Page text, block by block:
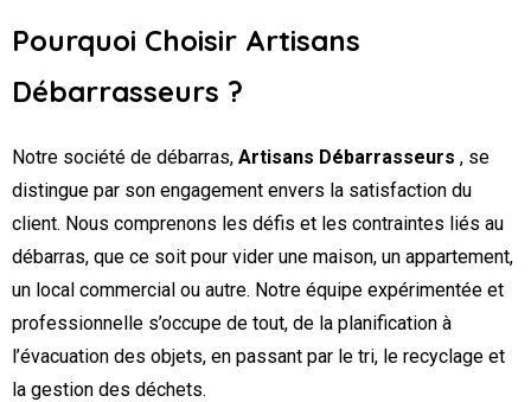
Pourquoi Choisir Artisans
Débarrasseurs ?
Notre société de débarras, Artisans Débarrasseurs , se
distingue par son engagement envers la satisfaction du
client. Nous comprenons les défis et les contraintes liés au
débarras, que ce soit pour vider une maison, un appartement,
un local commercial ou autre. Notre équipe expérimentée et
professionnelle s’occupe de tout, de la planification à
l’évacuation des objets, en passant par le tri, le recyclage et
la gestion des déchets.